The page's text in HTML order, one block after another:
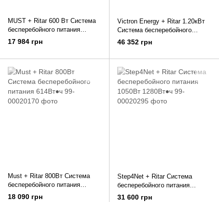
MUST + Ritar 600 Вт Система
бесперебойного питания
640Вт●ч
17 984 грн
Victron Energy + Ritar 1.20кВт
Система бесперебойного
питания 614Вт●ч
46 352 грн
Must + Ritar 800Вт Система
бесперебойного питания
614Вт●ч
18 090 грн
Step4Net + Ritar Система
бесперебойного питания
1050Вт 1280Вт●ч
31 600 грн